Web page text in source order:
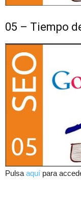
05 – Tiempo
Pulsa aquí para